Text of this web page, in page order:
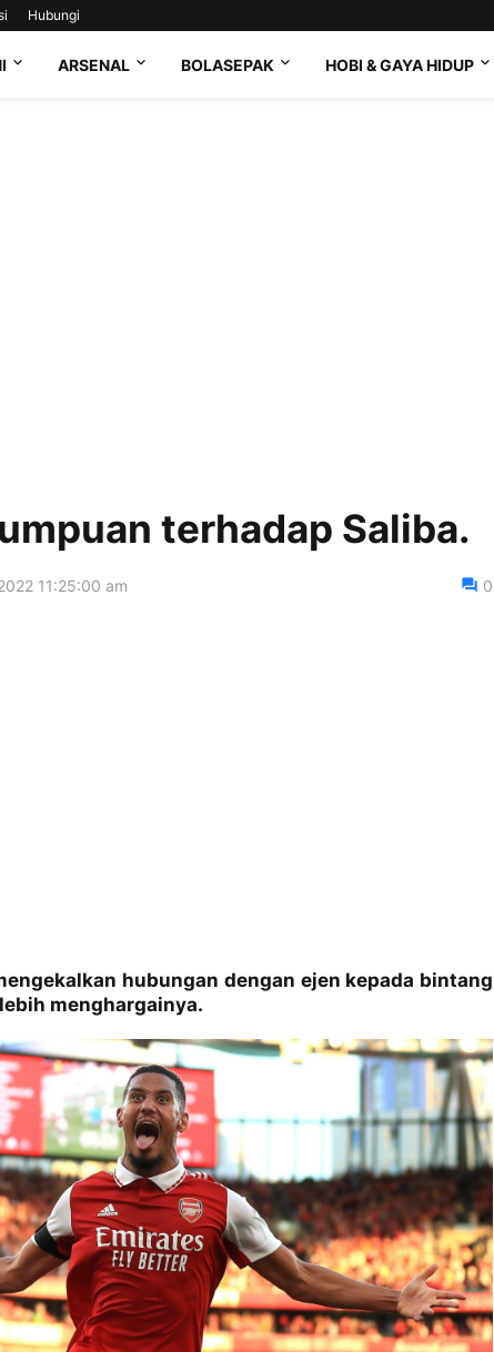
Hubungi
ARSENAL BOLASEPAK HOBI & GAYA HIDUP
terhadap Saliba.
11:25:00 am 0
hubungan dengan ejen kepada bintang
menghargainya.